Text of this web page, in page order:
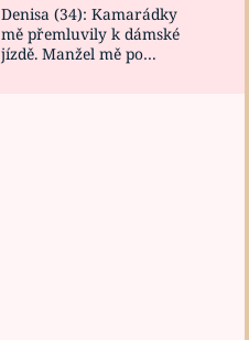
Denisa (34): Kamarádky
mě přemluvily k dámské
jízdě. Manžel mě po